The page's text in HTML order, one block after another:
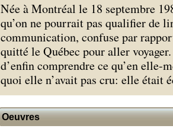
Née à Montréal le 18 septembre
qu’on ne pourrait pas qualifier de
communication, confuse par
quitté le Québec pour aller
d’enfin comprendre ce qu’en elle-
quoi elle n’avait pas cru: elle était
Oeuvres